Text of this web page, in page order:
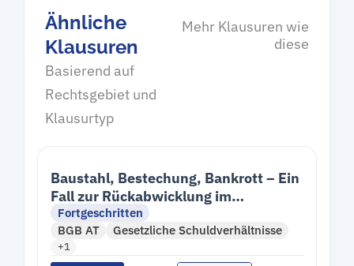
Ähnliche
Klausuren
Basierend auf
Rechtsgebiet und
Klausurtyp
Mehr Klausuren wie
diese
Baustahl, Bestechung, Bankrott – Ein
Fall zur Rückabwicklung im
Bereicherungsrecht –
Fortgeschritten
BGB AT
Gesetzliche Schuldverhältnisse
+1